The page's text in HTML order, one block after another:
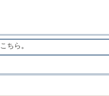
こちら 。